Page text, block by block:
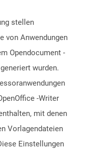
stellen
von Anwendungen
Opendocument -
wurden.
-Writer
mit denen
Vorlagendateien
Einstellungen